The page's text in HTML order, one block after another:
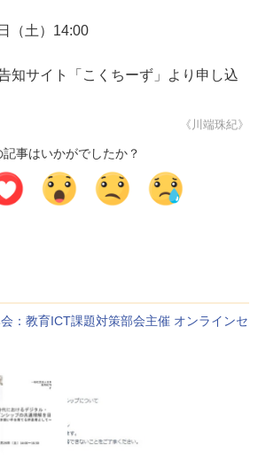
（土）14:00
知サイト「こくちーず」より申し込
《川端珠紀》
記事はいかがでしたか？
：教育ICT課題対策部会主催 オンラインセ